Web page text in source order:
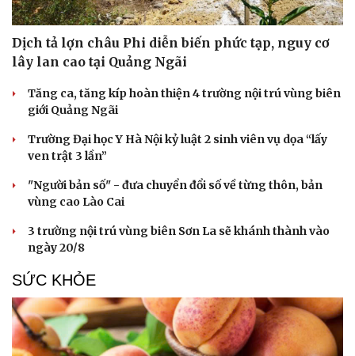
Dịch tả lợn châu Phi diễn biến phức tạp, nguy cơ
lây lan cao tại Quảng Ngãi
Tăng ca, tăng kíp hoàn thiện 4 trường nội trú vùng biên
giới Quảng Ngãi
Trường Đại học Y Hà Nội kỷ luật 2 sinh viên vụ dọa “lấy
ven trật 3 lần”
"Người bản số" - đưa chuyển đổi số về từng thôn, bản
vùng cao Lào Cai
3 trường nội trú vùng biên Sơn La sẽ khánh thành vào
ngày 20/8
SỨC KHỎE